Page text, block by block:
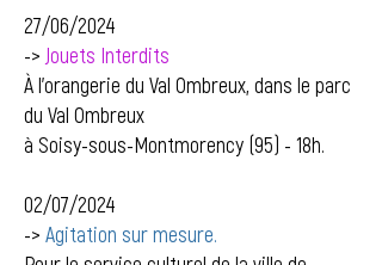
27/06/2024
-> Jouets Interdits
À l'orangerie du Val Ombreux, dans le parc
du Val Ombreux
à Soisy-sous-Montmorency (95) - 18h.
02/07/2024
-> Agitation sur mesure.